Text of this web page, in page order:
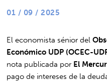
01 / 09 / 2025
El economista sénior del
Económico UDP (OCEC-
nota publicada por El
pago de intereses de la